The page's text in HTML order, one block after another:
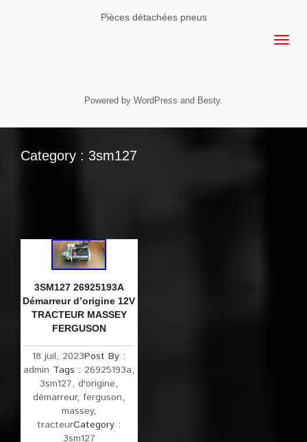
Pièces détachées pneus
Powered by WordPress and Besty.
Category : 3sm127
3SM127 26925193A
Démarreur d’origine 12V
TRACTEUR MASSEY
FERGUSON
18 juil, 2023Post By :
admin Tags : 26925193a,
3sm127,d'origine,
démarreur,ferguson,
massey,
tracteurCategory :
3sm127